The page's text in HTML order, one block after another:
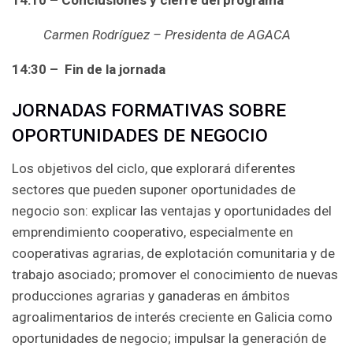
Carmen Rodríguez – Presidenta de AGACA
14:30 – Fin de la jornada
JORNADAS FORMATIVAS SOBRE
OPORTUNIDADES DE NEGOCIO
Los objetivos del ciclo, que explorará diferentes
sectores que pueden suponer oportunidades de
negocio son: explicar las ventajas y oportunidades del
emprendimiento cooperativo, especialmente en
cooperativas agrarias, de explotación comunitaria y de
trabajo asociado; promover el conocimiento de nuevas
producciones agrarias y ganaderas en ámbitos
agroalimentarios de interés creciente en Galicia como
oportunidades de negocio; impulsar la generación de